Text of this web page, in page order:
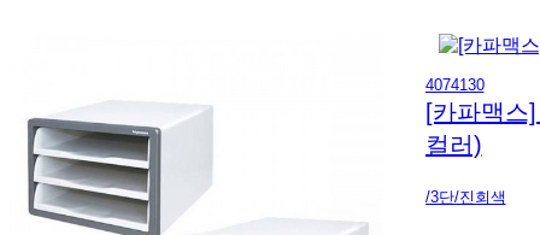
4074130
[카파맥스
컬러)
/3단/진회색